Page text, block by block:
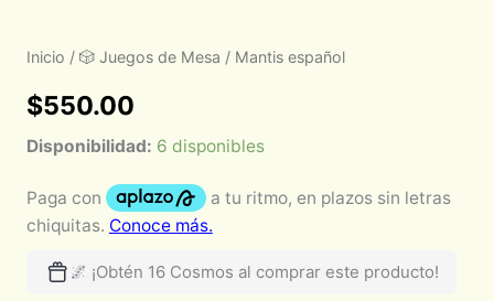
Inicio / 🎲 Juegos de Mesa / Mantis español
$550.00
Disponibilidad: 6 disponibles
🌌 ¡Obtén 16 Cosmos al comprar este producto!